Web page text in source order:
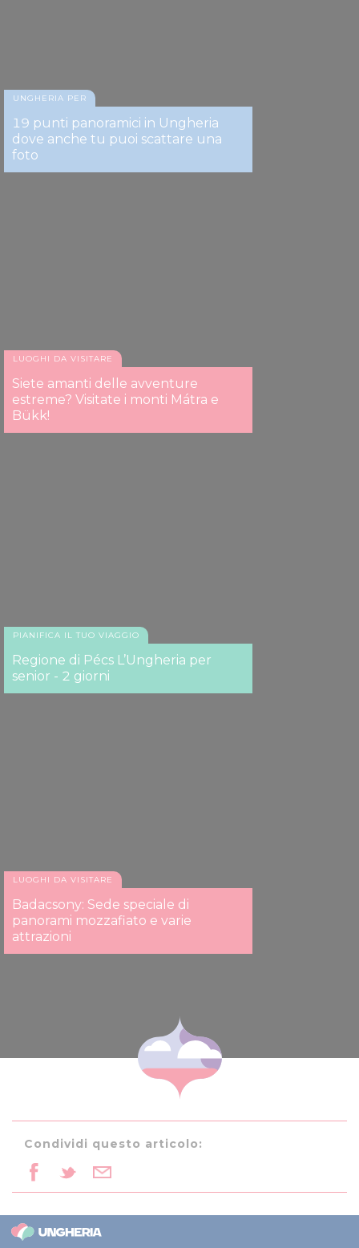
UNGHERIA PER
19 punti panoramici in Ungheria
dove anche tu puoi scattare una
foto
LUOGHI DA VISITARE
Siete amanti delle avventure
estreme? Visitate i monti Mátra e
Bükk!
PIANIFICA IL TUO VIAGGIO
Regione di Pécs L’Ungheria per
senior - 2 giorni
LUOGHI DA VISITARE
Badacsony: Sede speciale di
panorami mozzafiato e varie
attrazioni
Condividi questo articolo: